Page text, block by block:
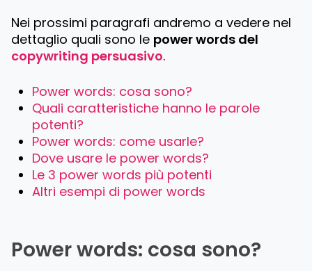
Nei prossimi paragrafi andremo a vedere nel
dettaglio quali sono le power words del
copywriting persuasivo.
Power words: cosa sono?
Quali caratteristiche hanno le parole
potenti?
Power words: come usarle?
Dove usare le power words?
Le 3 power words più potenti
Altri esempi di power words
Power words: cosa sono?